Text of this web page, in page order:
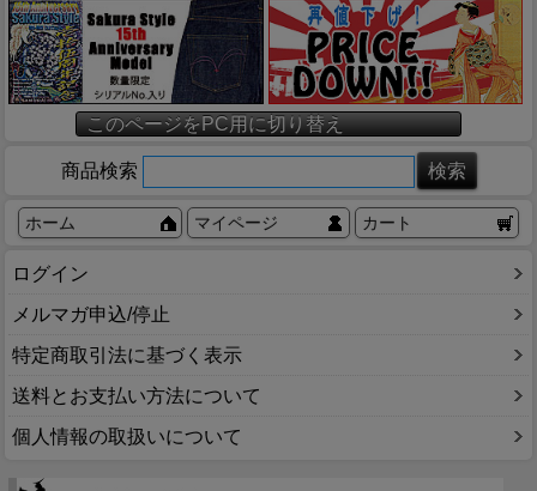
このページをPC用に切り替え
商品検索
ホーム マイページ カート
ログイン
メルマガ申込/停止
特定商取引法に基づく表示
送料とお支払い方法について
個人情報の取扱いについて